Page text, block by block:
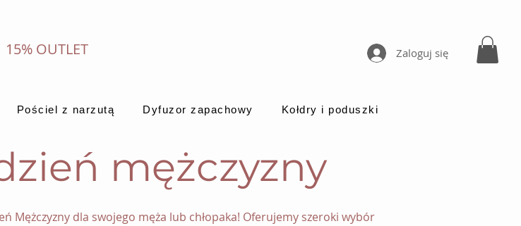
Zaloguj się
15% OUTLET
Pościel z narzutą Dyfuzor zapachowy Kołdry i poduszki
mężczyzny
Mężczyzny dla swojego męża lub chłopaka! Oferujemy szeroki wybór